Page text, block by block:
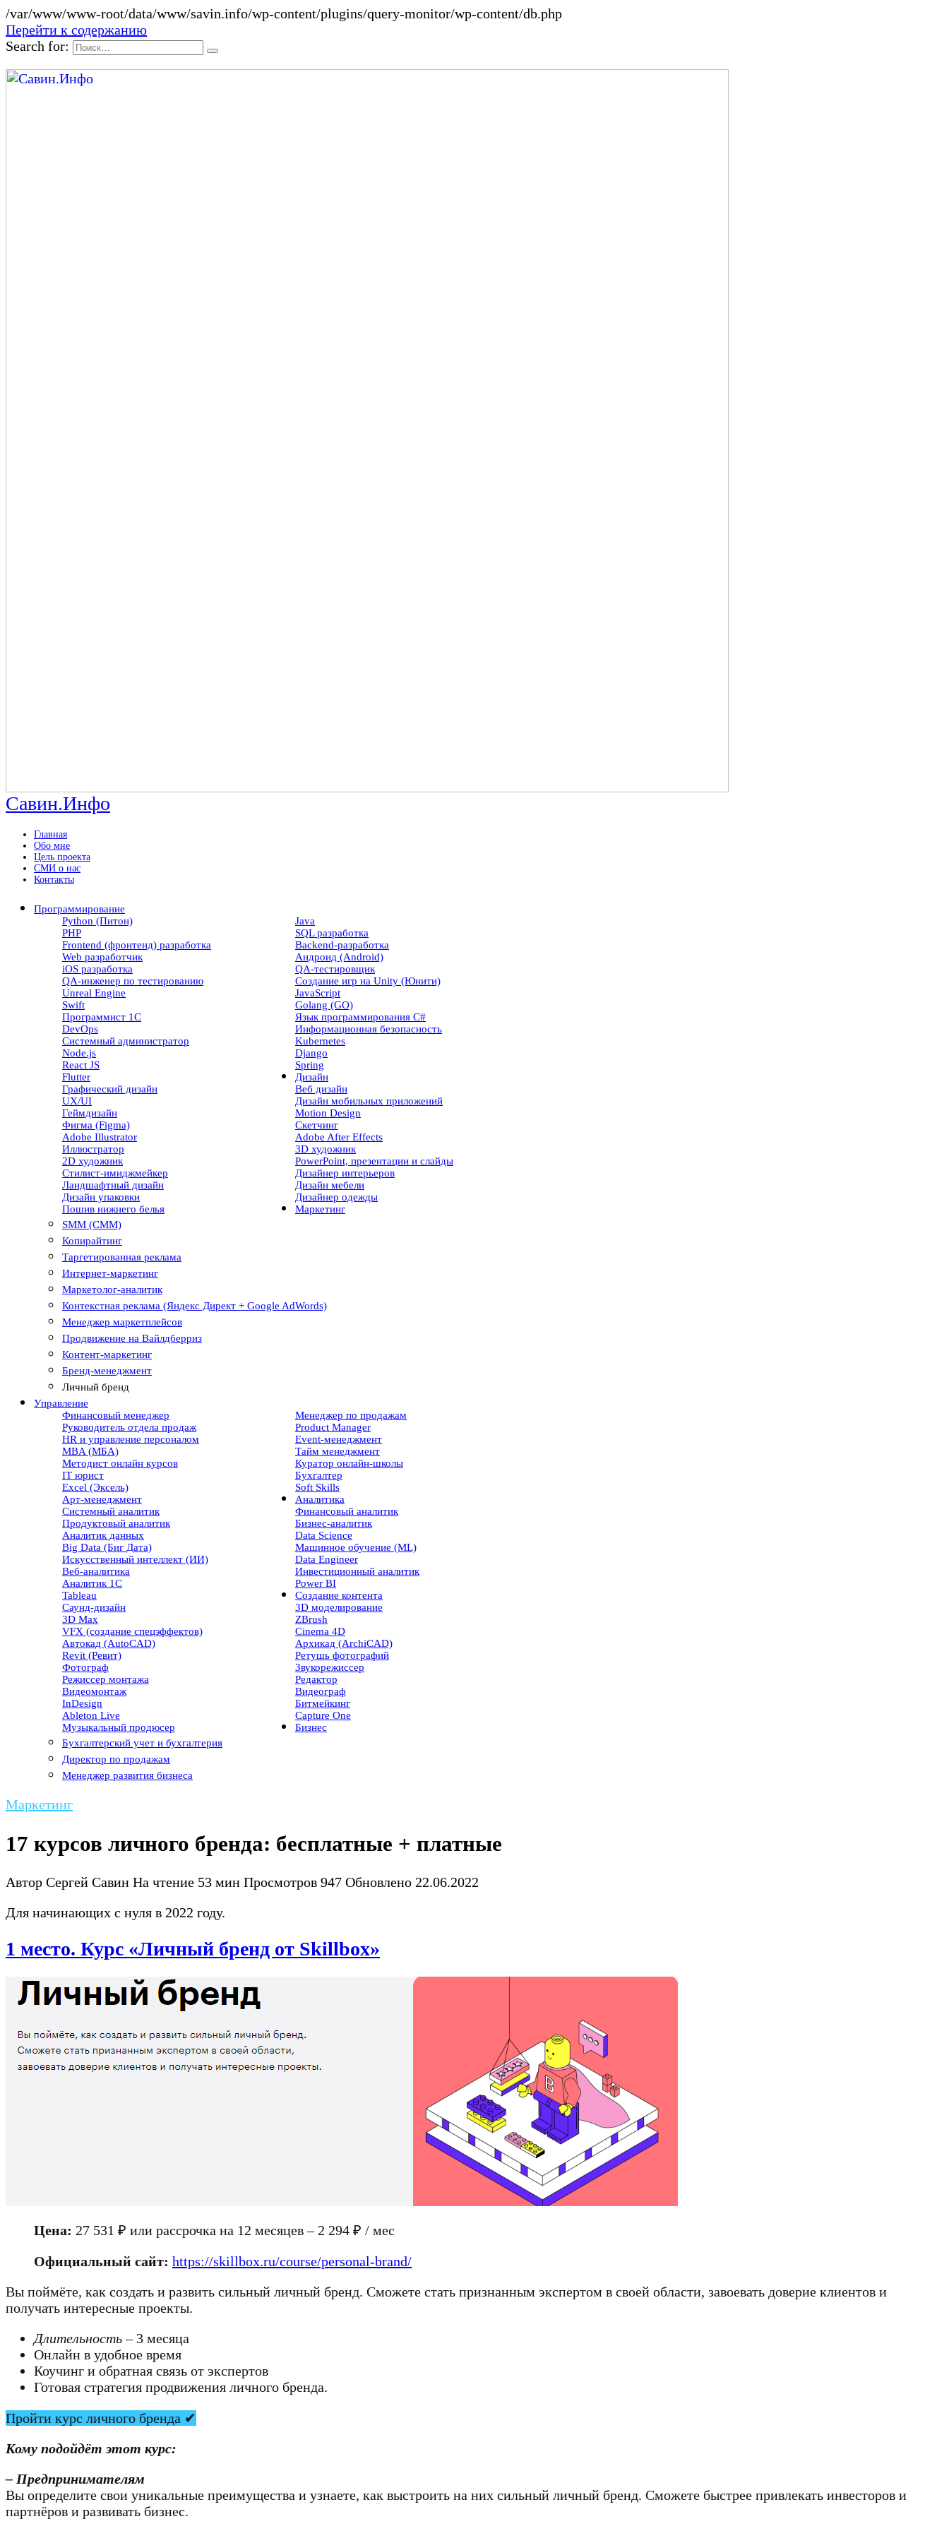
/var/www/www-root/data/www/savin.info/wp-content/plugins/query-monitor/wp-content/db.php
Перейти к содержанию
Search for:
Савин.Инфо
Главная
Обо мне
Цель проекта
СМИ о нас
Контакты
Программирование
Python (Питон)
Java
PHP
SQL разработка
Frontend (фронтенд) разработка
Backend-разработка
Web разработчик
Андроид (Android)
iOS разработка
QA-тестировщик
QA-инженер по тестированию
Создание игр на Unity (Юнити)
Unreal Engine
JavaScript
Swift
Golang (GO)
Программист 1С
Язык программирования C#
DevOps
Информационная безопасность
Системный администратор
Kubernetes
Node.js
Django
React JS
Spring
Flutter
Дизайн
Графический дизайн
Веб дизайн
UX/UI
Дизайн мобильных приложений
Геймдизайн
Motion Design
Фигма (Figma)
Скетчинг
Adobe Illustrator
Adobe After Effects
Иллюстратор
3D художник
2D художник
PowerPoint, презентации и слайды
Стилист-имиджмейкер
Дизайнер интерьеров
Ландшафтный дизайн
Дизайн мебели
Дизайн упаковки
Дизайнер одежды
Пошив нижнего белья
Маркетинг
SMM (СММ)
Копирайтинг
Таргетированная реклама
Интернет-маркетинг
Маркетолог-аналитик
Контекстная реклама (Яндекс Директ + Google AdWords)
Менеджер маркетплейсов
Продвижение на Вайлдберриз
Контент-маркетинг
Бренд-менеджмент
Личный бренд
Управление
Финансовый менеджер
Менеджер по продажам
Руководитель отдела продаж
Product Manager
HR и управление персоналом
Event-менеджмент
MBA (МБА)
Тайм менеджмент
Методист онлайн курсов
Куратор онлайн-школы
IT юрист
Бухгалтер
Excel (Эксель)
Soft Skills
Арт-менеджмент
Аналитика
Системный аналитик
Финансовый аналитик
Продуктовый аналитик
Бизнес-аналитик
Аналитик данных
Data Science
Big Data (Биг Дата)
Машинное обучение (ML)
Искусственный интеллект (ИИ)
Data Engineer
Веб-аналитика
Инвестиционный аналитик
Аналитик 1С
Power BI
Tableau
Создание контента
Саунд-дизайн
3D моделирование
3D Max
ZBrush
VFX (создание спецэффектов)
Cinema 4D
Автокад (AutoCAD)
Архикад (ArchiCAD)
Revit (Ревит)
Ретушь фотографий
Фотограф
Звукорежиссер
Режиссер монтажа
Редактор
Видеомонтаж
Видеограф
InDesign
Битмейкинг
Ableton Live
Capture One
Музыкальный продюсер
Бизнес
Бухгалтерский учет и бухгалтерия
Директор по продажам
Менеджер развития бизнеса
Маркетинг
17 курсов личного бренда: бесплатные + платные
Автор Сергей Савин На чтение 53 мин Просмотров 947 Обновлено 22.06.2022
Для начинающих с нуля в 2022 году.
1 место. Курс «Личный бренд от Skillbox»
Цена: 27 531 ₽ или рассрочка на 12 месяцев – 2 294 ₽ / мес
Официальный сайт: https://skillbox.ru/course/personal-brand/
Вы поймёте, как создать и развить сильный личный бренд. Сможете стать признанным экспертом в своей области, завоевать доверие клиентов и
получать интересные проекты.
Длительность– 3 месяца
Онлайн в удобное время
Коучинг и обратная связь от экспертов
Готовая стратегия продвижения личного бренда.
Пройти курс личного бренда ✔
Кому подойдёт этот курс:
– Предпринимателям
Вы определите свои уникальные преимущества и узнаете, как выстроить на них сильный личный бренд. Сможете быстрее привлекать инвесторов и
партнёров и развивать бизнес.